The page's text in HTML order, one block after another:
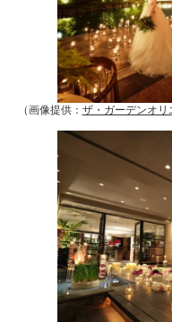
（画像提供： ザ・ガーデンオ